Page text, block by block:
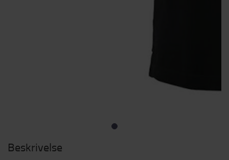
Beskrivelse